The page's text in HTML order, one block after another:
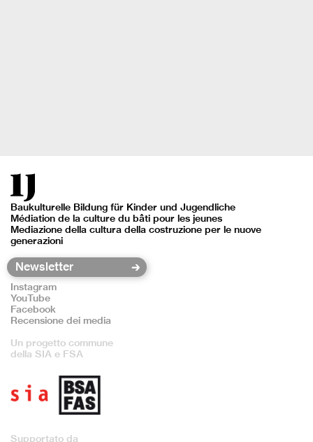
Baukulturelle Bildung für Kinder und Jugendliche
Médiation de la culture du bâti pour les jeunes
Mediazione della cultura della costruzione per le nuove
generazioni
Instagram
YouTube
Facebook
Recensione dei media
Un progetto commune
della SIA e FSA
Supportato da